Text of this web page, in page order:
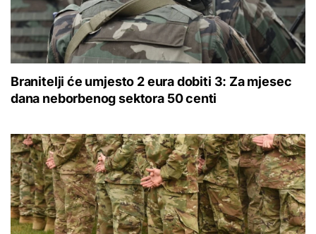
Branitelji će umjesto 2 eura dobiti 3: Za mjesec
dana neborbenog sektora 50 centi